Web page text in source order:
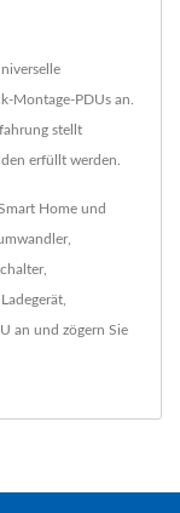
Montage-PDUs an.
stellt
erfüllt werden.
Home und
,
,
an und zögern Sie